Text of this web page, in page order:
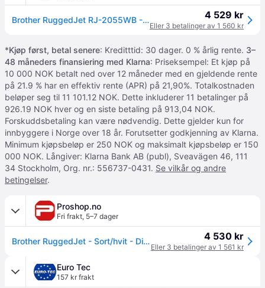
Brother RuggedJet RJ-2055WB - kvitteringsskriver - S/H - direktetermisk (RJ2055WBXX1) 4 529 kr
Eller 3 betalinger av 1 560 kr
*Kjøp først, betal senere: Kreditttid: 30 dager. 0 % årlig rente. 3–
48 måneders finansiering med Klarna: Priseksempel: Et kjøp på
10 000 NOK betalt ned over 12 måneder med en gjeldende rente
på 21.9 % har en effektiv rente (APR) på 21,90%. Totalkostnaden
beløper seg til 11 101.12 NOK. Dette inkluderer 11 betalinger på
926.19 NOK hver og en siste betaling på 913,04 NOK.
Forskuddsbetaling kan være nødvendig. Dette gjelder kun for
innbyggere i Norge over 18 år. Forutsetter godkjenning av Klarna.
Minimum kjøpsbeløp er 250 NOK og maksimalt kjøpsbeløp er 150
000 NOK. Långiver: Klarna Bank AB (publ), Sveavägen 46, 111
34 Stockholm, Org. nr.: 556737-0431. Se vilkår og andre
betingelser.
Proshop.no
Fri frakt, 5–7 dager
Brother RuggedJet - Sort/hvit - Direkte termisk 4 530 kr
Eller 3 betalinger av 1 561 kr
Euro Tec
157 kr frakt